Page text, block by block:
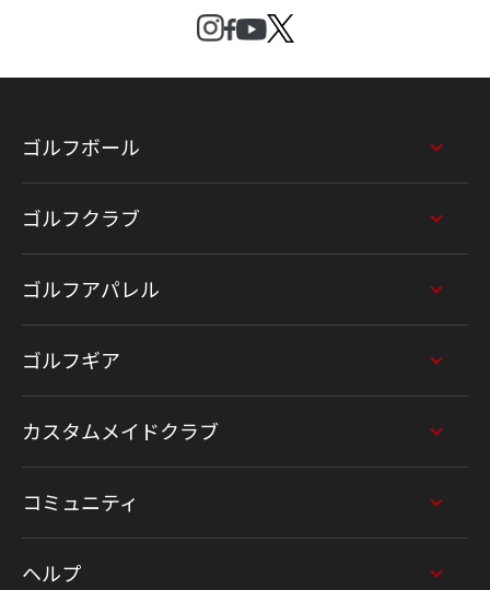
ゴルフボール
ゴルフクラブ
ゴルフアパレル
ゴルフギア
カスタムメイドクラブ
コミュニティ
ヘルプ